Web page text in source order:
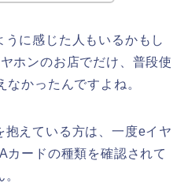
うに感じた人もいるかもし
ホンのお店でだけ、普段使
かったんですよね。
えている方は、一度eイヤ
カードの種類を確認されて